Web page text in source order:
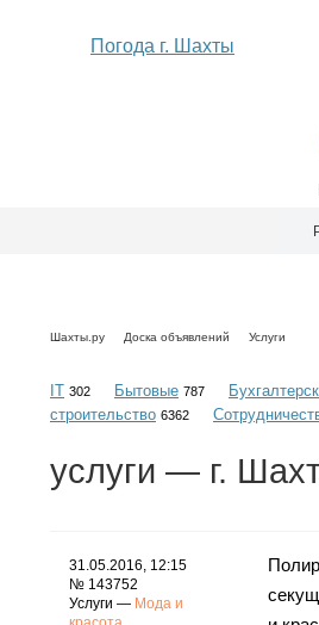
Погода г. Шахты
Шахты.ру Доска объявлений Услуги
IT 302 Бытовые 787
строительство 6362
услуги — г.
31.05.2016, 12:15
№ 143752
Услуги — Мода и